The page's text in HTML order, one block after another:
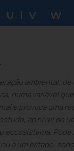
U V W
ambiental, de
numa variável
e provoca uma
ao nível de
ecossistema. Pode
a um estado,